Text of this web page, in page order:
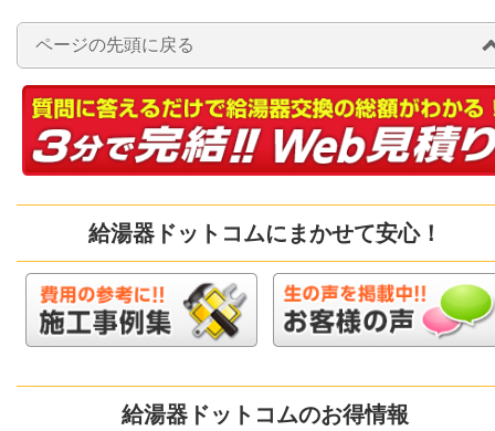
ページの先頭に戻る
給湯器ドットコムにまかせて安心！
給湯器ドットコムのお得情報